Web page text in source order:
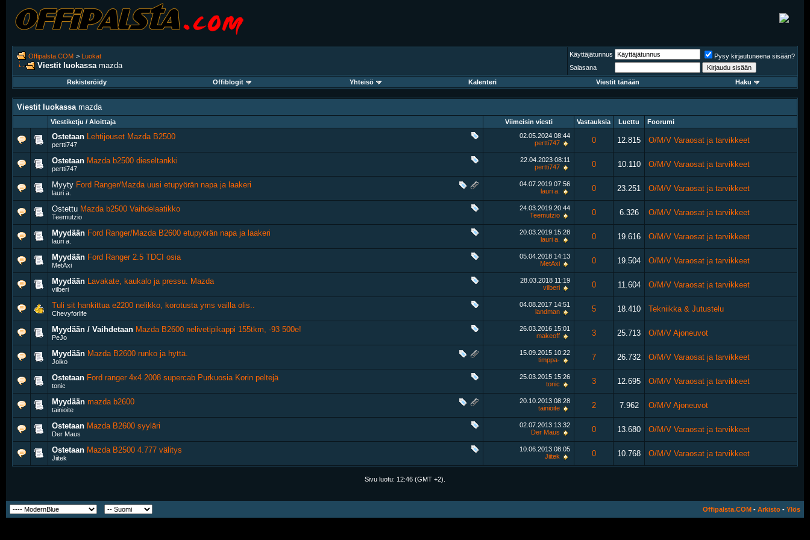
Offipalsta.COM > Luokat
Viestit luokassa mazda
Käyttäjätunnus
Pysy kirjautuneena sisään?
Salasana
Rekisteröidy
Offiblogit Yhteisö Kalenteri Viestit tänään Haku
Viestit luokassa mazda
Viestiketju / Aloittaja Viimeisin viesti Vastauksia Luettu Foorumi
Ostetaan Lehtijouset Mazda B2500
pertti747
02.05.2024 08:44
pertti747
0 12.815 O/M/V Varaosat ja tarvikkeet
Ostetaan Mazda b2500 dieseltankki
pertti747
22.04.2023 08:11
pertti747
0 10.110 O/M/V Varaosat ja tarvikkeet
Myyty Ford Ranger/Mazda uusi etupyörän napa ja laakeri
lauri a.
04.07.2019 07:56
lauri a.
0 23.251 O/M/V Varaosat ja tarvikkeet
Ostettu Mazda b2500 Vaihdelaatikko
Teemutzio
24.03.2019 20:44
Teemutzio
0 6.326 O/M/V Varaosat ja tarvikkeet
Myydään Ford Ranger/Mazda B2600 etupyörän napa ja laakeri
lauri a.
20.03.2019 15:28
lauri a.
0 19.616 O/M/V Varaosat ja tarvikkeet
Myydään Ford Ranger 2.5 TDCI osia
MetAxi
05.04.2018 14:13
MetAxi
0 19.504 O/M/V Varaosat ja tarvikkeet
Myydään Lavakate, kaukalo ja pressu. Mazda
vilberi
28.03.2018 11:19
vilberi
0 11.604 O/M/V Varaosat ja tarvikkeet
Tuli sit hankittua e2200 nelikko, korotusta yms vailla olis..
Chevyforlife
04.08.2017 14:51
landman
5 18.410 Tekniikka & Jutustelu
Myydään / Vaihdetaan Mazda B2600 nelivetipikappi 155tkm, -93 500e!
PeJo
26.03.2016 15:01
makeoff
3 25.713 O/M/V Ajoneuvot
Myydään Mazda B2600 runko ja hyttä.
Joiko
15.09.2015 10:22
timppa-
7 26.732 O/M/V Varaosat ja tarvikkeet
Ostetaan Ford ranger 4x4 2008 supercab Purkuosia Korin peltejä
tonic
25.03.2015 15:26
tonic
3 12.695 O/M/V Varaosat ja tarvikkeet
Myydään mazda b2600
tainioite
20.10.2013 08:28
tainioite
2 7.962 O/M/V Ajoneuvot
Ostetaan Mazda B2600 syyläri
Der Maus
02.07.2013 13:32
Der Maus
0 13.680 O/M/V Varaosat ja tarvikkeet
Ostetaan Mazda B2500 4.777 välitys
Jiitek
10.06.2013 08:05
Jiitek
0 10.768 O/M/V Varaosat ja tarvikkeet
Sivu luotu: 12:46 (GMT +2).
Offipalsta.COM - Arkisto - Ylös